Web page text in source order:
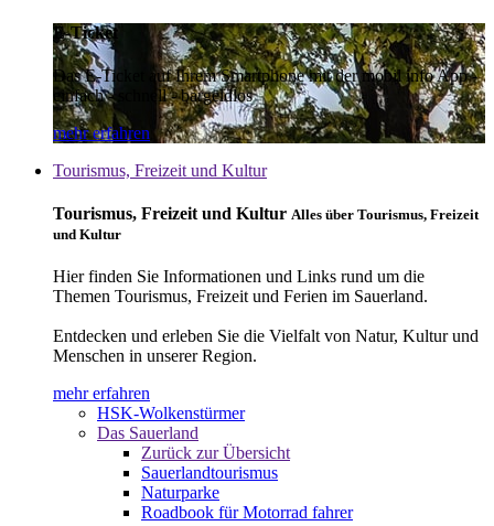
E-Ticket
Das E-Ticket auf Ihrem Smartphone mit der mobil info App -
einfach - schnell - bargeldlos
mehr erfahren
Tourismus, Freizeit und Kultur
Tourismus, Freizeit und Kultur Alles über Tourismus, Freizeit
und Kultur
Hier finden Sie Informationen und Links rund um die
Themen Tourismus, Freizeit und Ferien im Sauerland.
Entdecken und erleben Sie die Vielfalt von Natur, Kultur und
Menschen in unserer Region.
mehr erfahren
HSK-Wolkenstürmer
Das Sauerland
Zurück zur Übersicht
Sauerlandtourismus
Naturparke
Roadbook für Motorrad fahrer